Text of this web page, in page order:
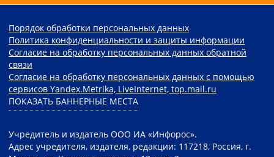
Порядок обработки персональных данных
Политика конфиденциальности и защиты информации
Согласие на обработку персональных данных обратной
связи
Согласие на обработку персональных данных с помощью
сервисов Yandex.Metrika, LiveInternet, top.mail.ru
ПОКАЗАТЬ БАННЕРНЫЕ МЕСТА
Учредитель и издатель ООО ИА «Инфорос».
Адрес учредителя, издателя, редакции: 117218, Россия, г.